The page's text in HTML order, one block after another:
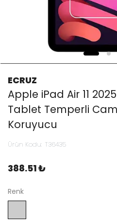
ECRUZ
Apple iPad Air 11
Tablet Temperli
Koruyucu
Ürün Kodu: T36435
388.51 ₺
Renk